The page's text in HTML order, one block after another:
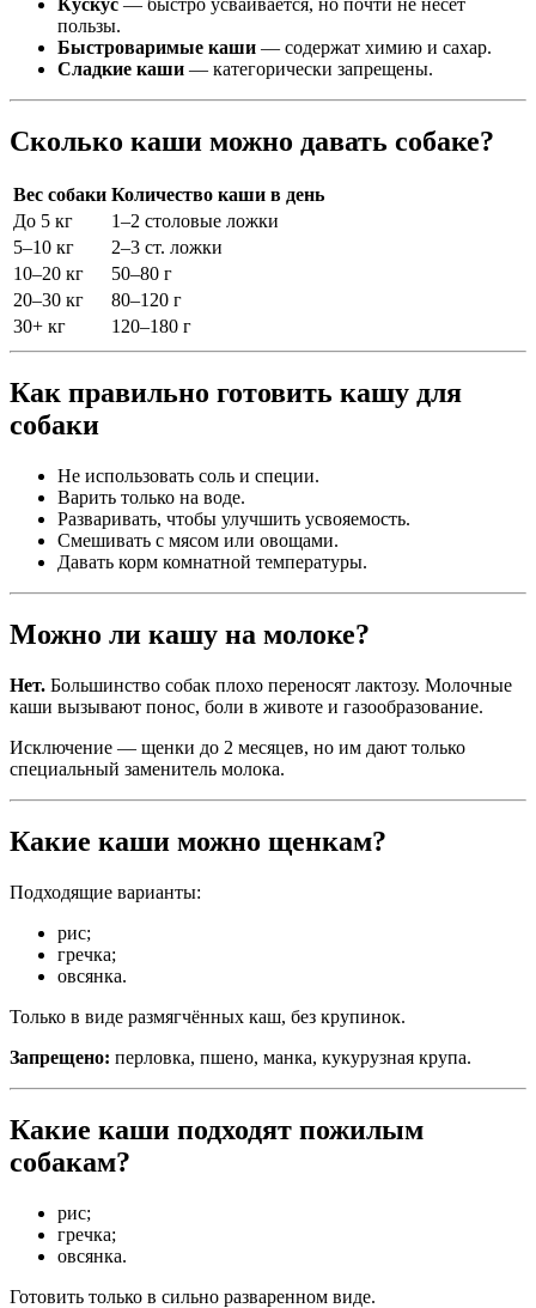
пользы.
Быстроваримые каши — содержат химию и сахар.
Сладкие каши — категорически запрещены.
Сколько каши можно давать собаке?
Вес собаки Количество каши в день
До 5 кг
1–2 столовые ложки
5–10 кг
2–3 ст. ложки
10–20 кг
50–80 г
20–30 кг
80–120 г
30+ кг
120–180 г
Как правильно готовить кашу для
собаки
Не использовать соль и специи.
Варить только на воде.
Разваривать, чтобы улучшить усвояемость.
Смешивать с мясом или овощами.
Давать корм комнатной температуры.
Можно ли кашу на молоке?
Нет. Большинство собак плохо переносят лактозу. Молочные
каши вызывают понос, боли в животе и газообразование.
Исключение — щенки до 2 месяцев, но им дают только
специальный заменитель молока.
Какие каши можно щенкам?
Подходящие варианты:
рис;
гречка;
овсянка.
Только в виде размягчённых каш, без крупинок.
Запрещено: перловка, пшено, манка, кукурузная крупа.
Какие каши подходят пожилым
собакам?
рис;
гречка;
овсянка.
Готовить только в сильно разваренном виде.